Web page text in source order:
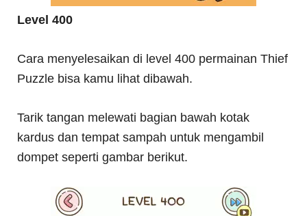
Level 400
Cara menyelesaikan di level 400 permainan Thief
Puzzle bisa kamu lihat dibawah.
Tarik tangan melewati bagian bawah kotak
kardus dan tempat sampah untuk mengambil
dompet seperti gambar berikut.